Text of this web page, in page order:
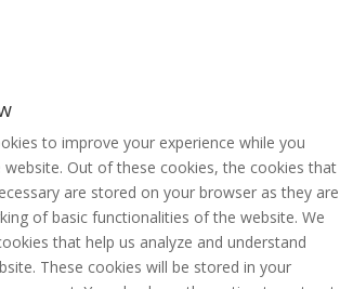
to improve your experience while you
Out of these cookies, the cookies that
are stored on your browser as they are
of basic functionalities of the website. We
that help us analyze and understand
These cookies will be stored in your